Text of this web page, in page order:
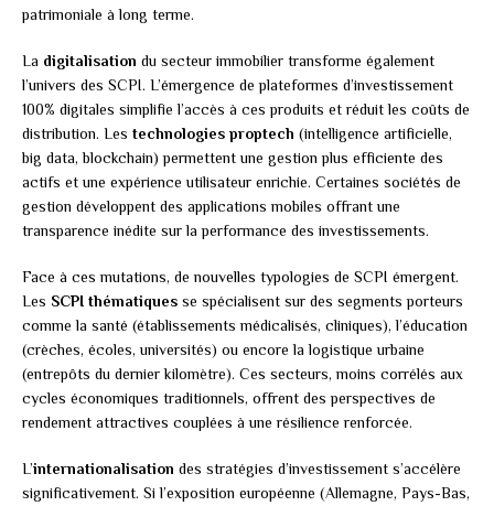
patrimoniale à long terme.
La digitalisation du secteur immobilier transforme également
l’univers des SCPI. L’émergence de plateformes d’investissement
100% digitales simplifie l’accès à ces produits et réduit les coûts de
distribution. Les technologies proptech (intelligence artificielle,
big data, blockchain) permettent une gestion plus efficiente des
actifs et une expérience utilisateur enrichie. Certaines sociétés de
gestion développent des applications mobiles offrant une
transparence inédite sur la performance des investissements.
Face à ces mutations, de nouvelles typologies de SCPI émergent.
Les SCPI thématiques se spécialisent sur des segments porteurs
comme la santé (établissements médicalisés, cliniques), l’éducation
(crèches, écoles, universités) ou encore la logistique urbaine
(entrepôts du dernier kilomètre). Ces secteurs, moins corrélés aux
cycles économiques traditionnels, offrent des perspectives de
rendement attractives couplées à une résilience renforcée.
L’internationalisation des stratégies d’investissement s’accélère
significativement. Si l’exposition européenne (Allemagne, Pays-Bas,